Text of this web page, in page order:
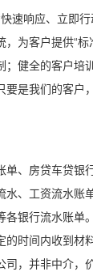
速响应、立即
，为客户提供“
健全的客户培
要是我们的客户
单、房贷车贷银
水、工资流水账
各银行流水账单
的时间内收到材
，并非中介，